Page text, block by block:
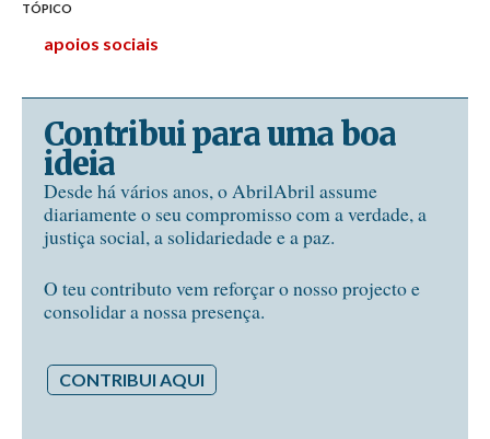
TÓPICO
apoios sociais
Contribui para uma boa
ideia
Desde há vários anos, o AbrilAbril assume
diariamente o seu compromisso com a verdade, a
justiça social, a solidariedade e a paz.
O teu contributo vem reforçar o nosso projecto e
consolidar a nossa presença.
CONTRIBUI AQUI